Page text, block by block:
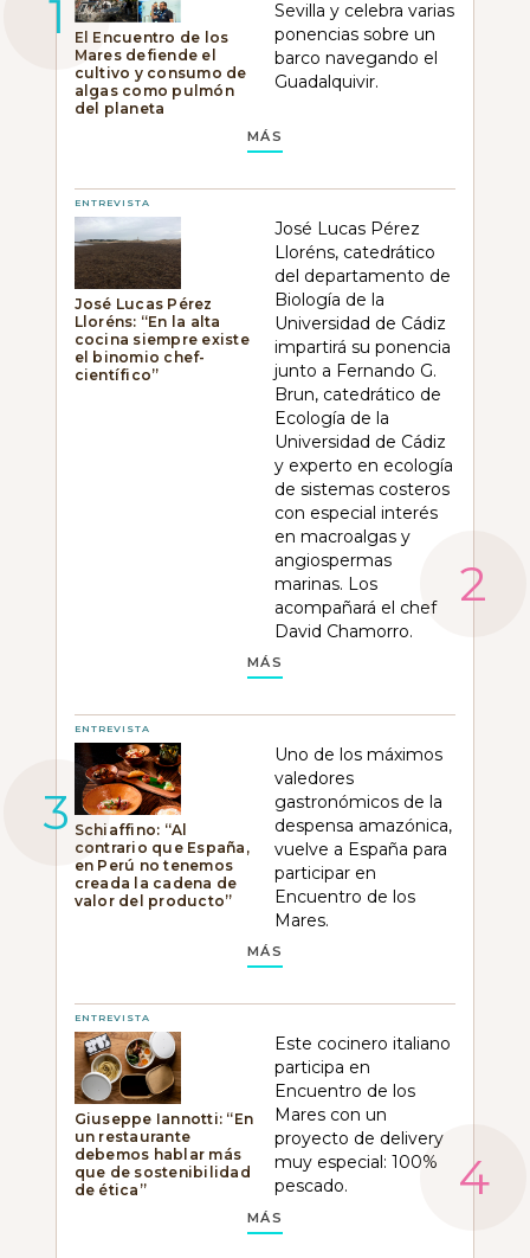
El Encuentro de los
Mares defiende el
cultivo y consumo de
algas como pulmón
del planeta
Sevilla y celebra varias
ponencias sobre un
barco navegando el
Guadalquivir.
MÁS
ENTREVISTA
José Lucas Pérez
Lloréns: “En la alta
cocina siempre existe
el binomio chef-
científico”
José Lucas Pérez
Lloréns, catedrático
del departamento de
Biología de la
Universidad de Cádiz
impartirá su ponencia
junto a Fernando G.
Brun, catedrático de
Ecología de la
Universidad de Cádiz
y experto en ecología
de sistemas costeros
con especial interés
en macroalgas y
angiospermas
marinas. Los
acompañará el chef
David Chamorro.
MÁS
ENTREVISTA
Schiaffino: “Al
contrario que España,
en Perú no tenemos
creada la cadena de
valor del producto”
Uno de los máximos
valedores
gastronómicos de la
despensa amazónica,
vuelve a España para
participar en
Encuentro de los
Mares.
MÁS
ENTREVISTA
Giuseppe Iannotti: “En
un restaurante
debemos hablar más
que de sostenibilidad
de ética”
Este cocinero italiano
participa en
Encuentro de los
Mares con un
proyecto de delivery
muy especial: 100%
pescado.
MÁS